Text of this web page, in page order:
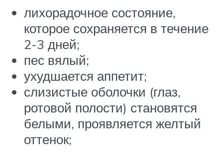
лихорадочное состояние,
которое сохраняется в течение
2-3 дней;
пес вялый;
ухудшается аппетит;
слизистые оболочки (глаз,
ротовой полости) становятся
белыми, проявляется желтый
оттенок;